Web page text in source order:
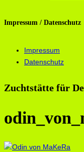
Impressum / Datenschutz
Impressum
Datenschutz
Zuchtstätte für